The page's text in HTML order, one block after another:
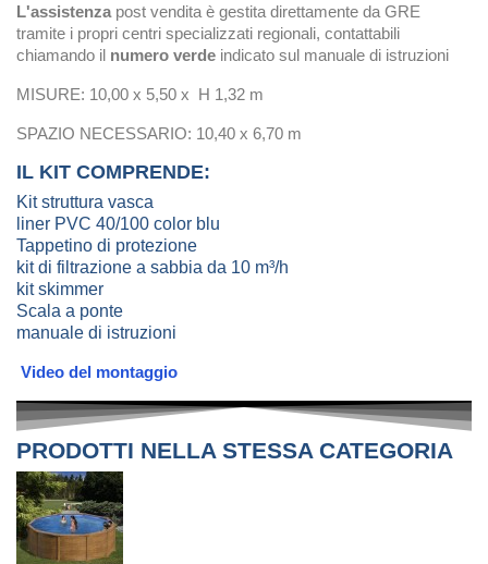
L'assistenza post vendita è gestita direttamente da GRE
tramite i propri centri specializzati regionali, contattabili
chiamando il numero verde indicato sul manuale di istruzioni
MISURE: 10,00 x 5,50 x H 1,32 m
SPAZIO NECESSARIO: 10,40 x 6,70 m
IL KIT COMPRENDE:
Kit struttura vasca
liner PVC 40/100 color blu
Tappetino di protezione
kit di filtrazione a sabbia da 10 m³/h
kit skimmer
Scala a ponte
manuale di istruzioni
Video del montaggio
PRODOTTI NELLA STESSA CATEGORIA